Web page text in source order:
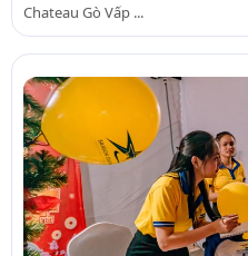
Chateau Gò Vấp ...